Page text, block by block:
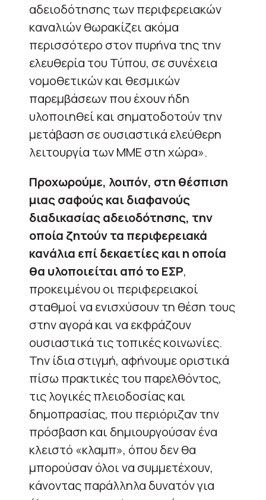
αδειοδότησης των περιφερειακών
καναλιών θωρακίζει ακόμα
περισσότερο στον πυρήνα της την
ελευθερία του Τύπου, σε συνέχεια
νομοθετικών και θεσμικών
παρεμβάσεων που έχουν ήδη
υλοποιηθεί και σηματοδοτούν την
μετάβαση σε ουσιαστικά ελεύθερη
λειτουργία των ΜΜΕ στη χώρα».
Προχωρούμε, λοιπόν, στη θέσπιση
μιας σαφούς και διαφανούς
διαδικασίας αδειοδότησης, την
οποία ζητούν τα περιφερειακά
κανάλια επί δεκαετίες και η οποία
θα υλοποιείται από το ΕΣΡ,
προκειμένου οι περιφερειακοί
σταθμοί να ενισχύσουν τη θέση τους
στην αγορά και να εκφράζουν
ουσιαστικά τις τοπικές κοινωνίες.
Την ίδια στιγμή, αφήνουμε οριστικά
πίσω πρακτικές του παρελθόντος,
τις λογικές πλειοδοσίας και
δημοπρασίας, που περιόριζαν την
πρόσβαση και δημιουργούσαν ένα
κλειστό «κλαμπ», όπου δεν θα
μπορούσαν όλοι να συμμετέχουν,
κάνοντας παράλληλα δυνατόν για